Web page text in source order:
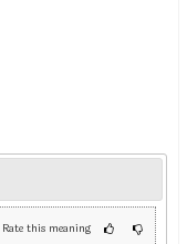
Rate this meaning